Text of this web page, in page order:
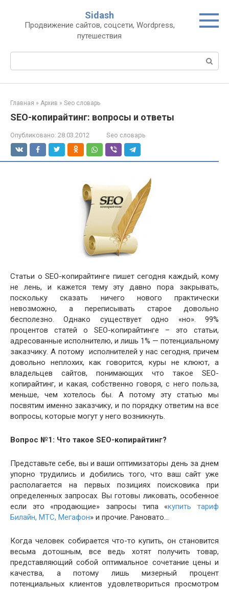
контенту
Sidash
Продвижение сайтов, соцсети, Wordpress,
путешествия
Главная » Архив » Seo словарь
SEO-копирайтинг: вопросы и ответы
Опубликовано: 28.03.2012 Seo словарь
Статьи о SEO-копирайтинге пишет сегодня каждый, кому
не лень, и кажется тему эту давно пора закрывать,
поскольку сказать ничего нового практически
невозможно, а переписывать старое довольно
бесполезно. Однако существует одно «но». 99%
процентов статей о SEO-копирайтинге – это статьи,
адресованные исполнителю, и лишь 1% — потенциальному
заказчику. А потому исполнителей у нас сегодня, причем
довольно неплохих, как говорится, куры не клюют, а
владельцев сайтов, понимающих что такое SEO-
копирайтинг, и какая, собственно говоря, с него польза,
меньше, чем хотелось бы. А потому эту статью мы
посвятим именно заказчику, и по порядку ответим на все
вопросы, которые могут у него возникнуть.
Вопрос №1: Что такое SEO-копирайтинг?
Представьте себе, вы и ваши оптимизаторы день за днем
упорно трудились и добились того, что ваш сайт уже
располагается на первых позициях поисковика при
определенных запросах. Вы готовы ликовать, особенное
если это «продающие» запросы типа «купить тариф
Билайн, МТС, Мегафон» и прочие. Рановато…
Когда человек собирается что-то купить, он становится
весьма дотошным, все ведь хотят получить товар,
представляющий собой оптимальное сочетание цены и
качества, а потому лишь мизерный процент
потенциальных клиентов удовлетвориться просмотром